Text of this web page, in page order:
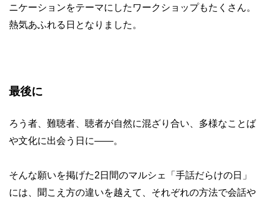
ニケーションをテーマにしたワークショップもたくさん。
熱気あふれる日となりました。
最後に
ろう者、難聴者、聴者が自然に混ざり合い、多様なことば
や文化に出会う日に――。
そんな願いを掲げた2日間のマルシェ「手話だらけの日」
には、聞こえ方の違いを越えて、それぞれの方法で会話や